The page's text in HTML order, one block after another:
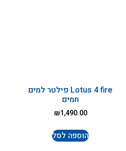
Lotus 4 fire פילטר למים
חמים
₪1,490.00
הוספה לסל